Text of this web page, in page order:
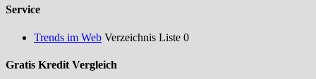
Service
Trends im Web Verzeichnis Liste 0
Gratis Kredit Vergleich